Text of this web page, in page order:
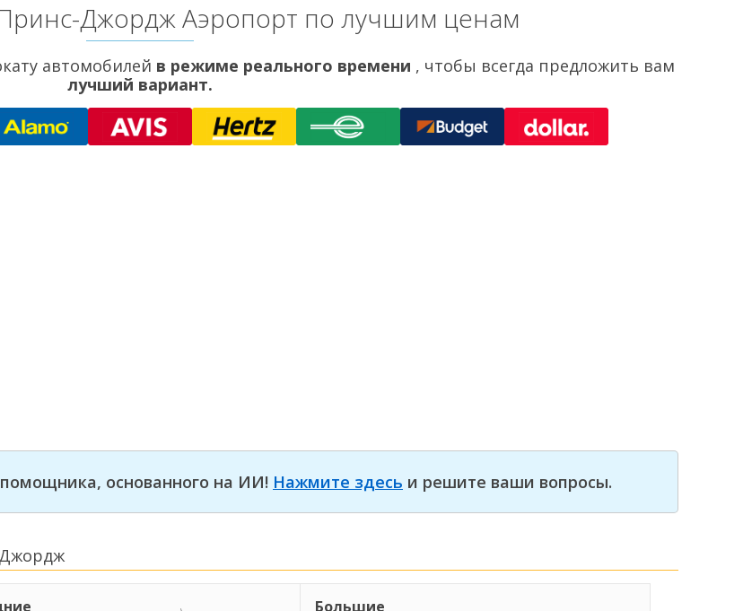
Джордж Аэропорт по лучшим ценам
автомобилей в режиме реального времени , чтобы всегда предложить вам
лучший вариант.
основанного на ИИ! Нажмите здесь и решите ваши вопросы.
Большие